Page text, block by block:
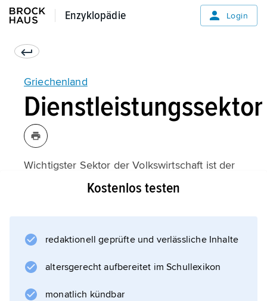
Enzyklopädie
Enzyklopädie Login
Griechenland
Dienstleistungssektor
Wichtigster Sektor der Volkswirtschaft ist der
Dienstleistungssektor, in dem 72,6 % der
Hotelgewerbe, Transport und Kommunikation.
Kostenlos testen
redaktionell geprüfte und verlässliche Inhalte
altersgerecht aufbereitet im Schullexikon
monatlich kündbar